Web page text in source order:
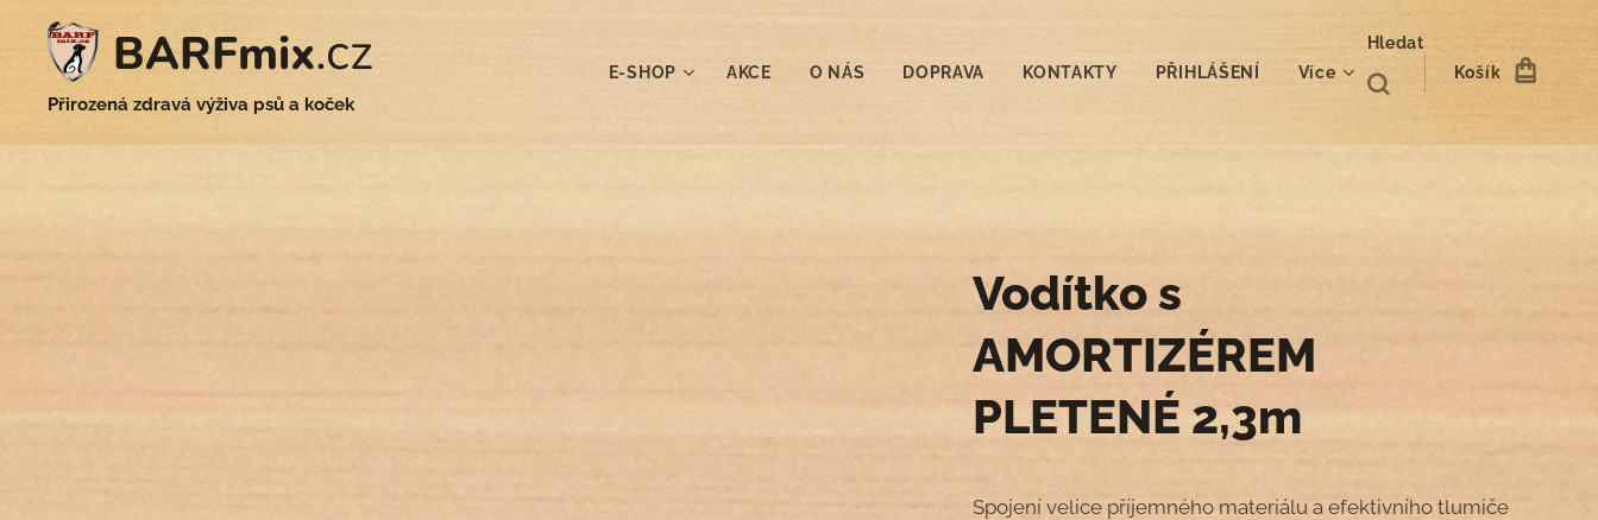
BARFmix.cz
Přirozená zdravá výživa psů a koček
E-SHOP AKCE O NÁS DOPRAVA KONTAKTY PŘIHLÁŠENÍ Více
Hledat
Košík
Vodítko s
AMORTIZÉREM
PLETENÉ 2,3m
Spojení velice příjemného materiálu a efektivního tlumiče